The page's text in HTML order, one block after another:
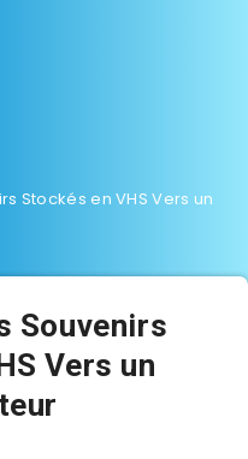
Stockés en VHS Vers un
Souvenirs
Vers un